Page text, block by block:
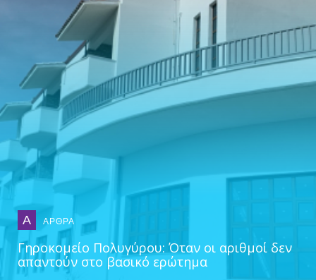
Α ΑΡΘΡΑ
Γηροκομείο Πολυγύρου: Όταν οι αριθμοί δεν
απαντούν στο βασικό ερώτημα